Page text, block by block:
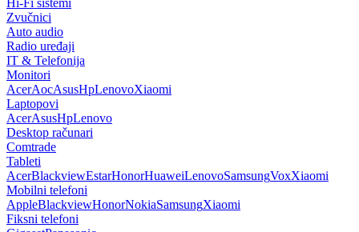
Zvučnici
Auto audio
Radio uređaji
IT & Telefonija
Monitori
AcerAocAsusHpLenovoXiaomi
Laptopovi
AcerAsusHpLenovo
Desktop računari
Comtrade
Tableti
AcerBlackviewEstarHonorHuaweiLenovoSamsungVoxXiaomi
Mobilni telefoni
AppleBlackviewHonorNokiaSamsungXiaomi
Fiksni telefoni